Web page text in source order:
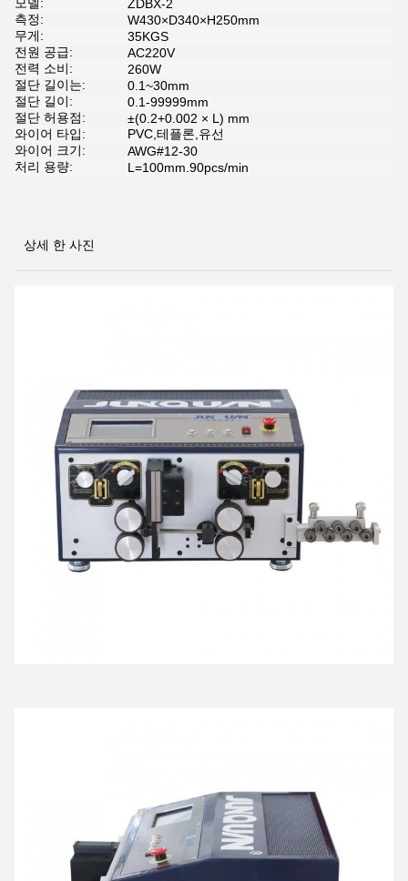
ZDBX-2
측정:
W430×D340×H250mm
무게:
35KGS
전원 공급:
AC220V
전력 소비:
260W
절단 길이는:
0.1~30mm
절단 길이:
0.1-99999mm
절단 허용점:
±(0.2+0.002 × L) mm
와이어 타입:
PVC,테플론,유선
와이어 크기:
AWG#12-30
처리 용량:
L=100mm.90pcs/min
상세 한 사진